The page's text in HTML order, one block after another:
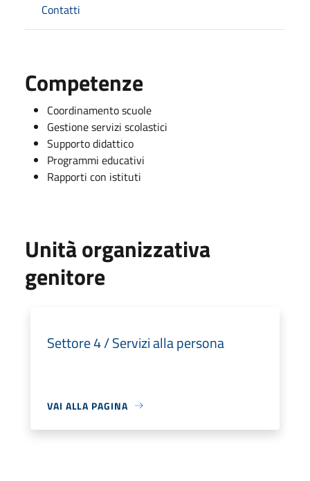
Contatti
Competenze
Coordinamento scuole
Gestione servizi scolastici
Supporto didattico
Programmi educativi
Rapporti con istituti
Unità organizzativa
genitore
Settore 4 / Servizi alla persona
VAI ALLA PAGINA